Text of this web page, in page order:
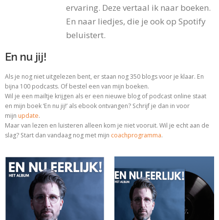
ervaring. Deze vertaal ik naar boeken.
En naar liedjes, die je ook op Spotify
beluistert.
En nu jij!
Als je nog niet uitgelezen bent, er staan nog 350 blogs voor je klaar. En
bijna 100 podcasts. Of bestel een van mijn boeken.
Wil je een mailtje krijgen als er een nieuwe blog of podcast online staat
en mijn boek ‘En nu jij!’ als ebook ontvangen? Schrijf je dan in voor
mijn update.
Maar van lezen en luisteren alleen kom je niet vooruit. Wil je echt aan de
slag? Start dan vandaag nog met mijn coachprogramma.